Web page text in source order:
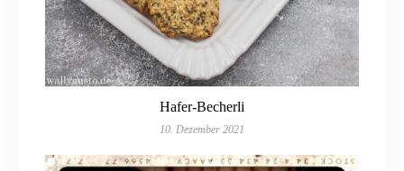
Hafer-Becherli
10. Dezember 2021